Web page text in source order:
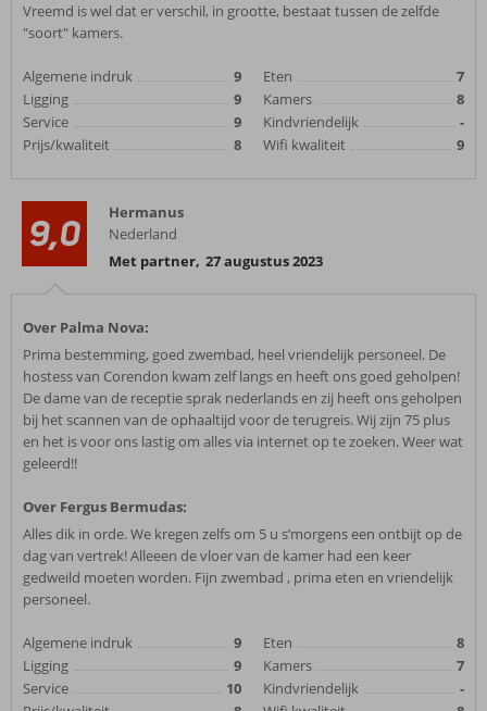
Vreemd is wel dat er verschil, in grootte, bestaat tussen de zelfde
"soort" kamers.
Algemene indruk
9
Ligging
9
Service
9
Prijs/kwaliteit
8
Eten
7
Kamers
8
Kindvriendelijk
-
Wifi kwaliteit
9
9,0
Hermanus
Nederland
Met partner, 27 augustus 2023
Over Palma Nova:
Prima bestemming, goed zwembad, heel vriendelijk personeel. De
hostess van Corendon kwam zelf langs en heeft ons goed geholpen!
De dame van de receptie sprak nederlands en zij heeft ons geholpen
bij het scannen van de ophaaltijd voor de terugreis. Wij zijn 75 plus
en het is voor ons lastig om alles via internet op te zoeken. Weer wat
geleerd!!
Over Fergus Bermudas:
Alles dik in orde. We kregen zelfs om 5 u s’morgens een ontbijt op de
dag van vertrek! Alleeen de vloer van de kamer had een keer
gedweild moeten worden. Fijn zwembad , prima eten en vriendelijk
personeel.
Algemene indruk
9
Ligging
9
Service
10
Eten
8
Kamers
7
Kindvriendelijk
-